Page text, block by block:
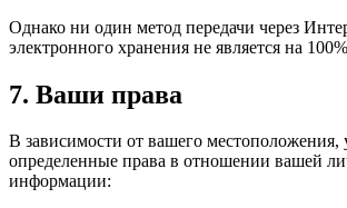
Однако ни один метод передачи через
электронного хранения не является на
7. Ваши права
В зависимости от вашего местоположения,
определенные права в отношении вашей
информации: